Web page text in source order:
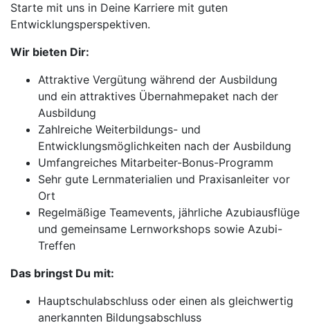
Starte mit uns in Deine Karriere mit guten
Entwicklungsperspektiven.
Wir bieten Dir:
Attraktive Vergütung während der Ausbildung
und ein attraktives Übernahmepaket nach der
Ausbildung
Zahlreiche Weiterbildungs- und
Entwicklungsmöglichkeiten nach der Ausbildung
Umfangreiches Mitarbeiter-Bonus-Programm
Sehr gute Lernmaterialien und Praxisanleiter vor
Ort
Regelmäßige Teamevents, jährliche Azubiausflüge
und gemeinsame Lernworkshops sowie Azubi-
Treffen
Das bringst Du mit:
Hauptschulabschluss oder einen als gleichwertig
anerkannten Bildungsabschluss